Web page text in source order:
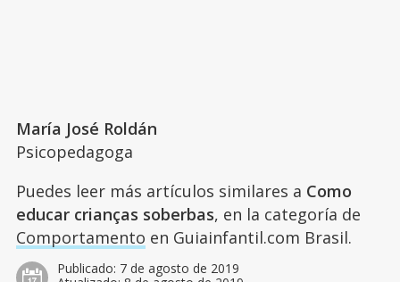
María José Roldán
Psicopedagoga
Puedes leer más artículos similares a Como
educar crianças soberbas, en la categoría de
Comportamento en Guiainfantil.com Brasil.
Publicado: 7 de agosto de 2019